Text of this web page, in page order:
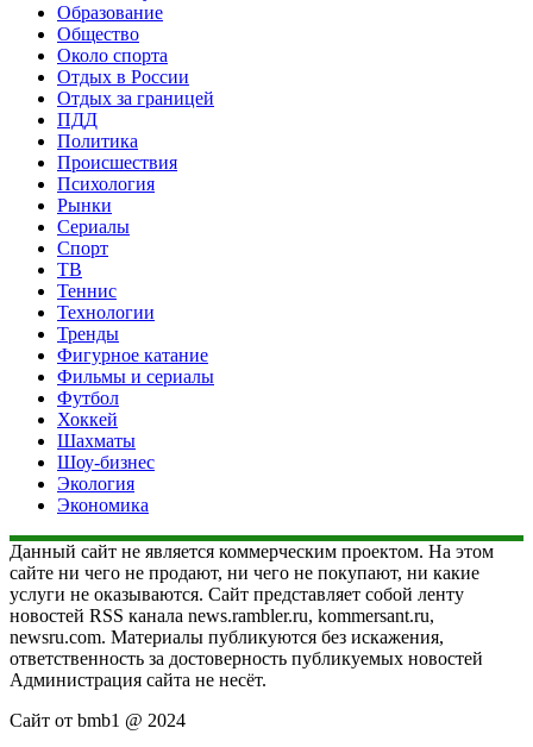
Образование
Общество
Около спорта
Отдых в России
Отдых за границей
ПДД
Политика
Происшествия
Психология
Рынки
Сериалы
Спорт
ТВ
Теннис
Технологии
Тренды
Фигурное катание
Фильмы и сериалы
Футбол
Хоккей
Шахматы
Шоу-бизнес
Экология
Экономика
Данный сайт не является коммерческим проектом. На этом
сайте ни чего не продают, ни чего не покупают, ни какие
услуги не оказываются. Сайт представляет собой ленту
новостей RSS канала news.rambler.ru, kommersant.ru,
newsru.com. Материалы публикуются без искажения,
ответственность за достоверность публикуемых новостей
Администрация сайта не несёт.
Сайт от bmb1 @ 2024